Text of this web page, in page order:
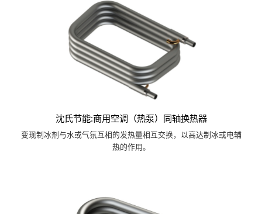
沈氏节能:商用空调（热泵）同轴换热器
变现制冰剂与水或气氛互相的发热量相互交换，以高达制冰或电辅
热的作用。